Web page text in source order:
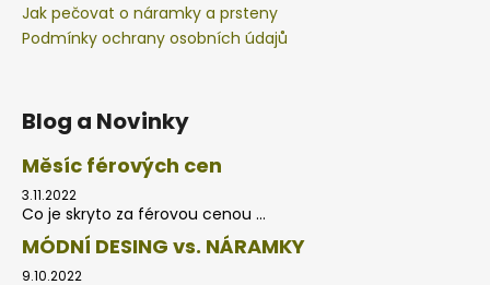
Jak pečovat o náramky a prsteny
Podmínky ochrany osobních údajů
Blog a Novinky
Měsíc férových cen
3.11.2022
Co je skryto za férovou cenou ...
MÓDNÍ DESING vs. NÁRAMKY
9.10.2022